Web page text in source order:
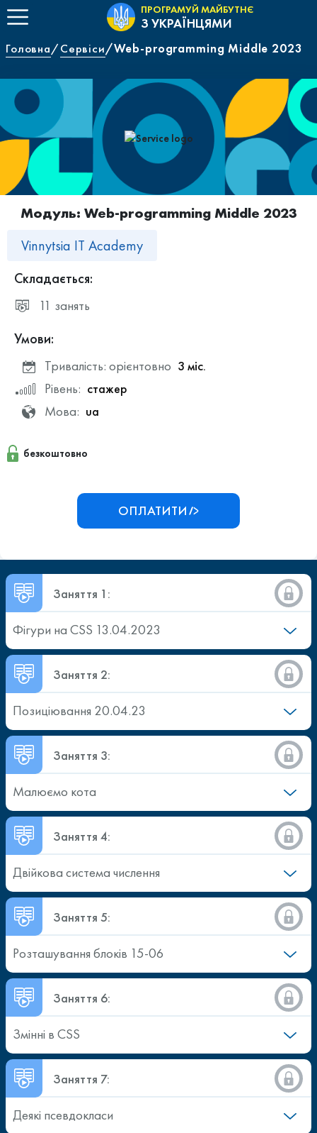
ПРОГРАМУЙ МАЙБУТНЄ
З УКРАЇНЦЯМИ
Головна Сервіси Web-programming Middle 2023
Модуль: Web-programming Middle 2023
Vinnytsia IT Academy
Складається:
11 занять
Умови:
Тривалість: орієнтовно 3 міс.
Рівень: стажер
Мова: ua
безкоштовно
ОПЛАТИТИ
Заняття 1:
Фігури на CSS 13.04.2023
Заняття 2:
Позиціювання 20.04.23
Заняття 3:
Малюємо кота
Заняття 4:
Двійкова система числення
Заняття 5:
Розташування блоків 15-06
Заняття 6:
Змінні в CSS
Заняття 7:
Деякі псевдокласи